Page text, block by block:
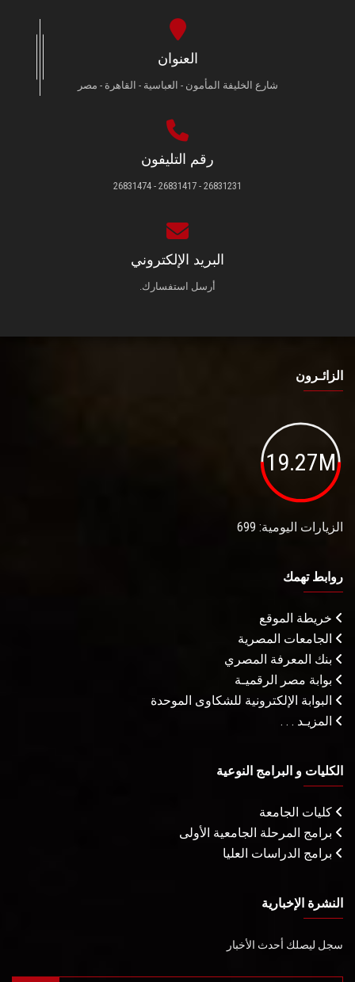
العنوان
شارع الخليفة المأمون - العباسية - القاهرة - مصر
رقم التليفون
26831231 - 26831417 - 26831474
البريد الإلكتروني
أرسل استفسارك.
الزائـرون
19.27M
الزيارات اليومية: 699
روابط تهمك
خريطة الموقع
الجامعات المصرية
بنك المعرفة المصري
بوابة مصر الرقميـة
البوابة الإلكترونية للشكاوى الموحدة
المزيـد . . .
الكليات و البرامج النوعية
كليات الجامعة
برامج المرحلة الجامعية الأولى
برامج الدراسات العليا
النشرة الإخبارية
سجل ليصلك أحدث الأخبار